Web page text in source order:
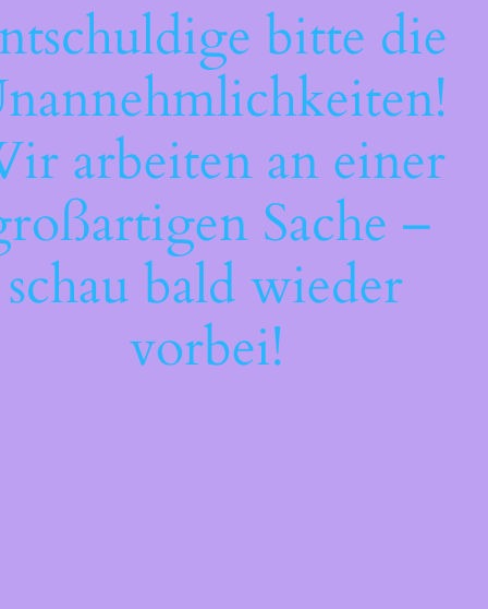
bitte die
arbeiten an einer
Sache –
schau bald wieder
vorbei!